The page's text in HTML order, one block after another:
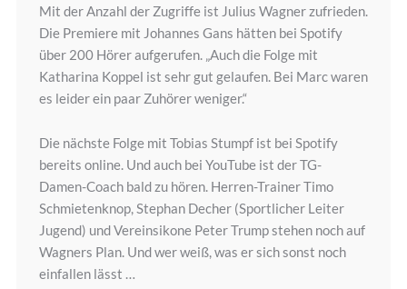
Mit der Anzahl der Zugriffe ist Julius Wagner zufrieden.
Die Premiere mit Johannes Gans hätten bei Spotify
über 200 Hörer aufgerufen. „Auch die Folge mit
Katharina Koppel ist sehr gut gelaufen. Bei Marc waren
es leider ein paar Zuhörer weniger.“
Die nächste Folge mit Tobias Stumpf ist bei Spotify
bereits online. Und auch bei YouTube ist der TG-
Damen-Coach bald zu hören. Herren-Trainer Timo
Schmietenknop, Stephan Decher (Sportlicher Leiter
Jugend) und Vereinsikone Peter Trump stehen noch auf
Wagners Plan. Und wer weiß, was er sich sonst noch
einfallen lässt …